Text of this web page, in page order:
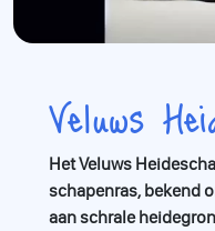
Veluws
Het Veluws
schapenras, bekend
aan schrale